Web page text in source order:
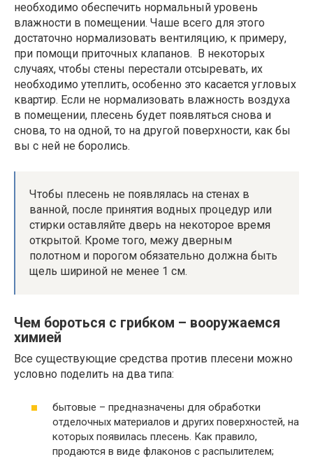
необходимо обеспечить нормальный уровень
влажности в помещении. Чаше всего для этого
достаточно нормализовать вентиляцию, к примеру,
при помощи приточных клапанов. В некоторых
случаях, чтобы стены перестали отсыревать, их
необходимо утеплить, особенно это касается угловых
квартир. Если не нормализовать влажность воздуха
в помещении, плесень будет появляться снова и
снова, то на одной, то на другой поверхности, как бы
вы с ней не боролись.
Чтобы плесень не появлялась на стенах в
ванной, после принятия водных процедур или
стирки оставляйте дверь на некоторое время
открытой. Кроме того, межу дверным
полотном и порогом обязательно должна быть
щель шириной не менее 1 см.
Чем бороться с грибком – вооружаемся
химией
Все существующие средства против плесени можно
условно поделить на два типа:
бытовые – предназначены для обработки
отделочных материалов и других поверхностей, на
которых появилась плесень. Как правило,
продаются в виде флаконов с распылителем;